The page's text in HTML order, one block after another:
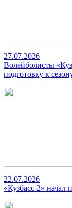
27.07.2026
Волейболисты
подготовку к
22.07.2026
«Кузбасс-2» начал